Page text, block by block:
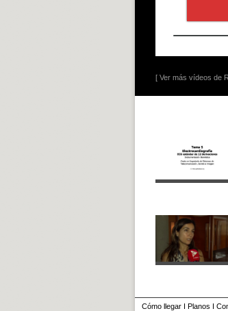
[ Ver más vídeos de
Cómo llegar I Planos I